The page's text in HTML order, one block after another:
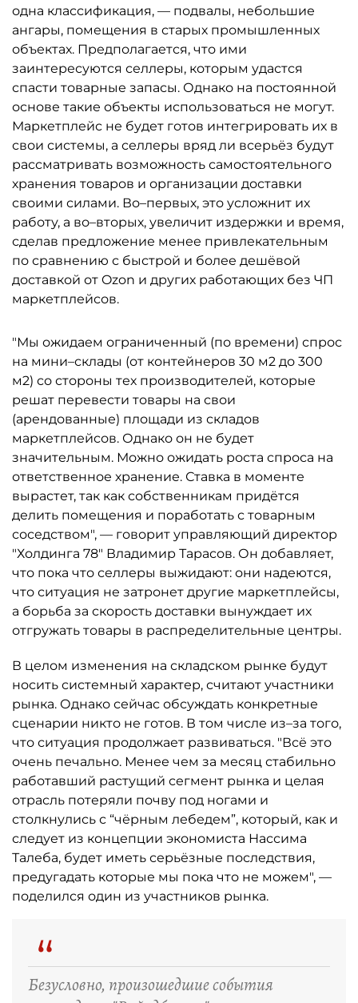
одна классификация, — подвалы, небольшие
ангары, помещения в старых промышленных
объектах. Предполагается, что ими
заинтересуются селлеры, которым удастся
спасти товарные запасы. Однако на постоянной
основе такие объекты использоваться не могут.
Маркетплейс не будет готов интегрировать их в
свои системы, а селлеры вряд ли всерьёз будут
рассматривать возможность самостоятельного
хранения товаров и организации доставки
своими силами. Во–первых, это усложнит их
работу, а во–вторых, увеличит издержки и время,
сделав предложение менее привлекательным
по сравнению с быстрой и более дешёвой
доставкой от Ozon и других работающих без ЧП
маркетплейсов.
"Мы ожидаем ограниченный (по времени) спрос
на мини–склады (от контейнеров 30 м2 до 300
м2) со стороны тех производителей, которые
решат перевести товары на свои
(арендованные) площади из складов
маркетплейсов. Однако он не будет
значительным. Можно ожидать роста спроса на
ответственное хранение. Ставка в моменте
вырастет, так как собственникам придётся
делить помещения и поработать с товарным
соседством", — говорит управляющий директор
"Холдинга 78" Владимир Тарасов. Он добавляет,
что пока что селлеры выжидают: они надеются,
что ситуация не затронет другие маркетплейсы,
а борьба за скорость доставки вынуждает их
отгружать товары в распределительные центры.
В целом изменения на складском рынке будут
носить системный характер, считают участники
рынка. Однако сейчас обсуждать конкретные
сценарии никто не готов. В том числе из–за того,
что ситуация продолжает развиваться. "Всё это
очень печально. Менее чем за месяц стабильно
работавший растущий сегмент рынка и целая
отрасль потеряли почву под ногами и
столкнулись с “чёрным лебедем”, который, как и
следует из концепции экономиста Нассима
Талеба, будет иметь серьёзные последствия,
предугадать которые мы пока что не можем", —
поделился один из участников рынка.
“
Безусловно, произошедшие события